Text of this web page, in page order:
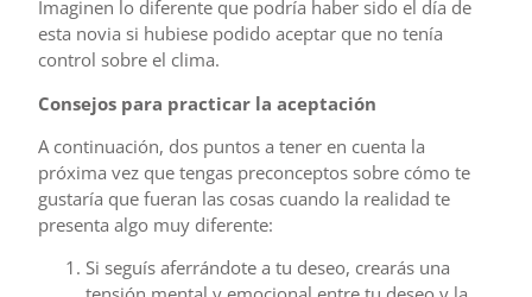
Imaginen lo diferente que podría haber sido el día de
esta novia si hubiese podido aceptar que no tenía
control sobre el clima.
Consejos para practicar la aceptación
A continuación, dos puntos a tener en cuenta la
próxima vez que tengas preconceptos sobre cómo te
gustaría que fueran las cosas cuando la realidad te
presenta algo muy diferente:
Si seguís aferrándote a tu deseo, crearás una